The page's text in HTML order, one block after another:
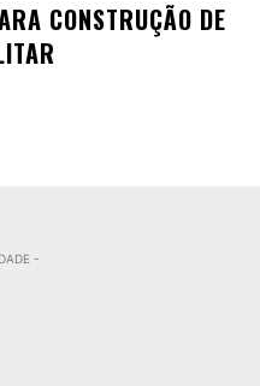
CONSTRUÇÃO DE
-